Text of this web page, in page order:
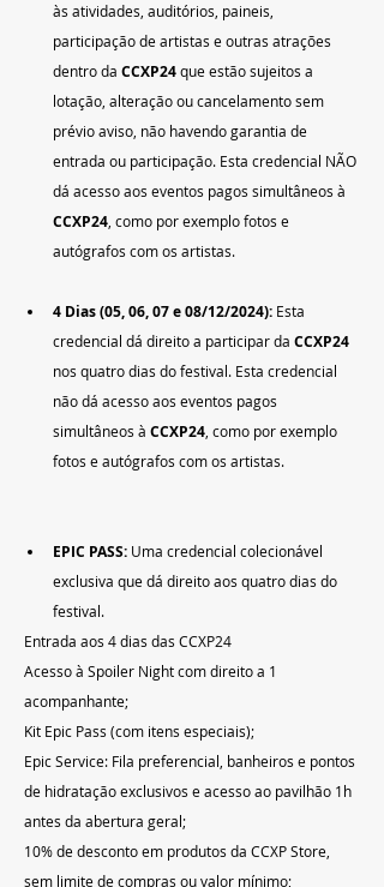
às atividades, auditórios, paineis,
participação de artistas e outras atrações
dentro da CCXP24 que estão sujeitos a
lotação, alteração ou cancelamento sem
prévio aviso, não havendo garantia de
entrada ou participação. Esta credencial NÃO
dá acesso aos eventos pagos simultâneos à
CCXP24 , como por exemplo fotos e
autógrafos com os artistas.
4 Dias (05, 06, 07 e 08/12/2024): Esta
credencial dá direito a participar da CCXP24
nos quatro dias do festival. Esta credencial
não dá acesso aos eventos pagos
simultâneos à CCXP24 , como por exemplo
fotos e autógrafos com os artistas.
EPIC PASS: Uma credencial colecionável
exclusiva que dá direito aos quatro dias do
festival.
Entrada aos 4 dias das CCXP24
Acesso à Spoiler Night com direito a 1
acompanhante;
Kit Epic Pass (com itens especiais);
Epic Service: Fila preferencial, banheiros e pontos
de hidratação exclusivos e acesso ao pavilhão 1h
antes da abertura geral;
10% de desconto em produtos da CCXP Store,
sem limite de compras ou valor mínimo;